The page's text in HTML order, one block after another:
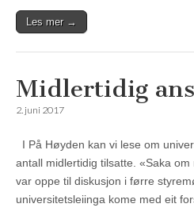
Les mer →
Midlertidig
2. juni 2017
I På Høyden kan vi lese om
antall midlertidig tilsatte. «Saka
var oppe til diskusjon i førre
universitetsleiinga kome med eit